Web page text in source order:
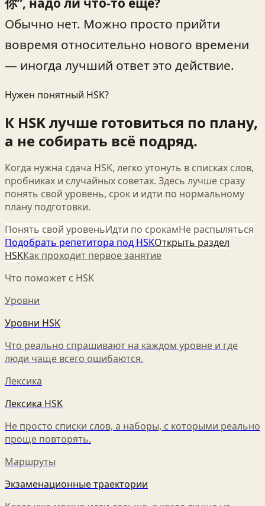
Обычно нет. Можно просто прийти
вовремя относительно нового времени
— иногда лучший ответ это действие.
Нужен понятный HSK?
К HSK лучше готовиться по плану,
а не собирать всё подряд.
Когда нужна сдача HSK, легко утонуть в списках слов,
пробниках и случайных советах. Здесь лучше сразу
понять свой уровень, срок и идти по нормальному
плану подготовки.
Понять свой уровеньИдти по срокамНе распыляться
Подобрать репетитора под HSKОткрыть раздел
HSKКак проходит первое занятие
Что поможет с HSK
Уровни
Уровни HSK
Что реально спрашивают на каждом уровне и где
люди чаще всего ошибаются.
Лексика
Лексика HSK
Не просто списки слов, а наборы, с которыми реально
проще повторять.
Маршруты
Экзаменационные траектории